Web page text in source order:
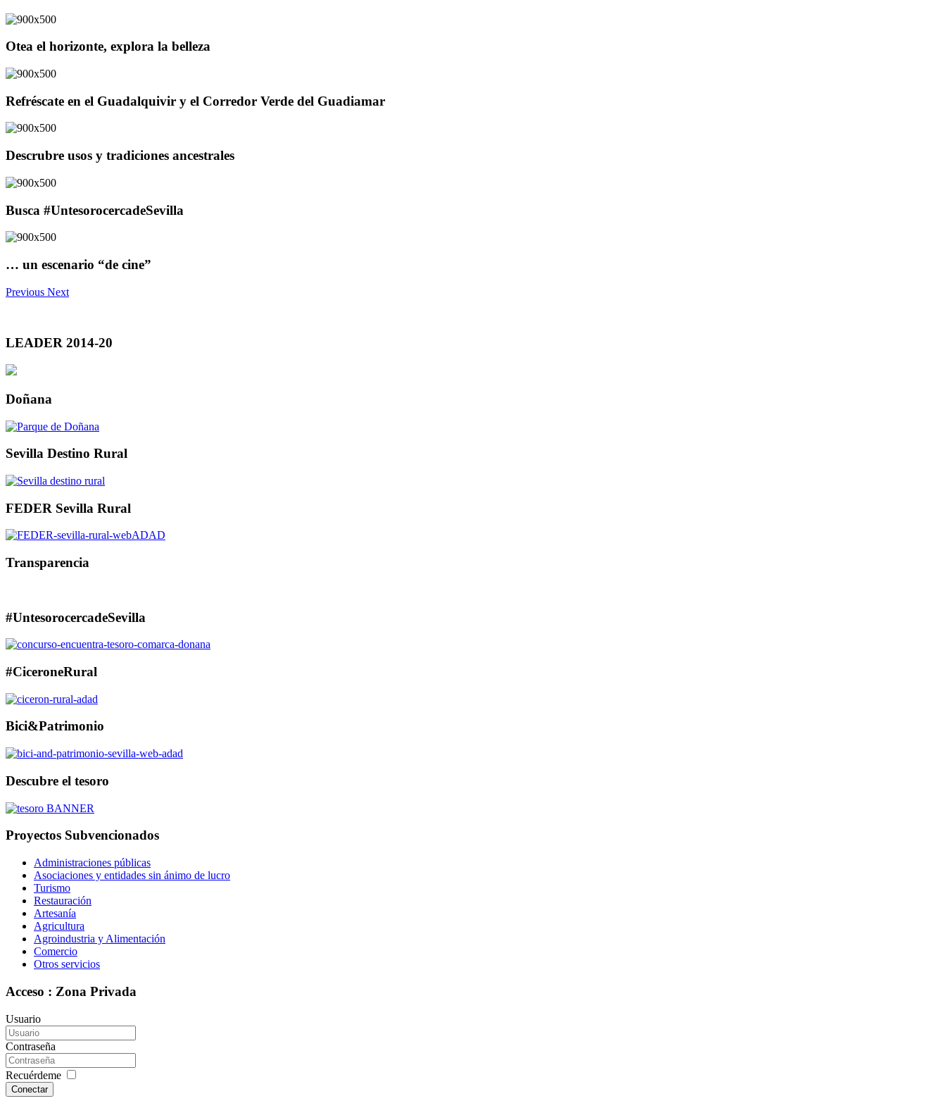
Otea el horizonte, explora la belleza
Refréscate en el Guadalquivir y el Corredor Verde del Guadiamar
Descrubre usos y tradiciones ancestrales
Busca #UntesorocercadeSevilla
… un escenario “de cine”
Previous Next
LEADER 2014-20
Doñana
Sevilla Destino Rural
FEDER Sevilla Rural
Transparencia
#UntesorocercadeSevilla
#CiceroneRural
Bici&Patrimonio
Descubre el tesoro
Proyectos Subvencionados
Administraciones públicas
Asociaciones y entidades sin ánimo de lucro
Turismo
Restauración
Artesanía
Agricultura
Agroindustria y Alimentación
Comercio
Otros servicios
Acceso : Zona Privada
Usuario
Contraseña
Recuérdeme
Conectar